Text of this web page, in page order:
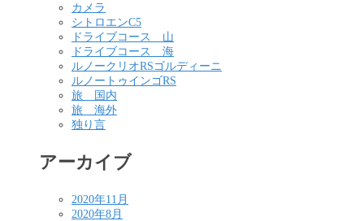
カメラ
シトロエンC5
ドライブコース 山
ドライブコース 海
ルノークリオRSゴルディーニ
ルノートゥインゴRS
旅 国内
旅 海外
独り言
アーカイブ
2020年11月
2020年8月